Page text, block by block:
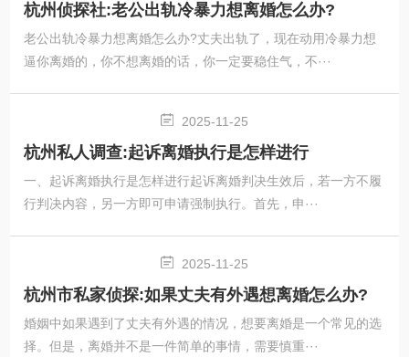
杭州侦探社:老公出轨冷暴力想离婚怎么办?
老公出轨冷暴力想离婚怎么办?丈夫出轨了，现在动用冷暴力想
逼你离婚的，你不想离婚的话，你一定要稳住气，不···
2025-11-25
杭州私人调查:起诉离婚执行是怎样进行
一、起诉离婚执行是怎样进行起诉离婚判决生效后，若一方不履
行判决内容，另一方即可申请强制执行。首先，申···
2025-11-25
杭州市私家侦探:如果丈夫有外遇想离婚怎么办?
婚姻中如果遇到了丈夫有外遇的情况，想要离婚是一个常见的选
择。但是，离婚并不是一件简单的事情，需要慎重···